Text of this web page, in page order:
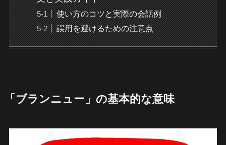
使い方のコツと実際の会話例
誤用を避けるための注意点
「ブランニュー」の基本的な意味